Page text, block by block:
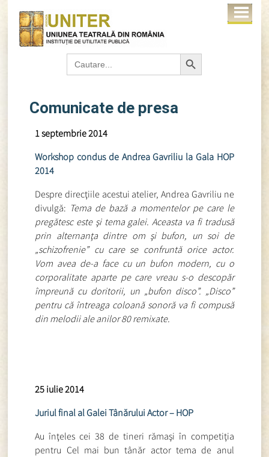
Search
for:
Search Button
Comunicate de presa
1 septembrie 2014
Workshop condus de Andrea Gavriliu la Gala HOP
2014
Despre direcţiile acestui atelier, Andrea Gavriliu ne
divulgă: Tema de bază a momentelor pe care le
pregătesc este şi tema galei. Aceasta va fi tradusă
prin alternanţa dintre om şi bufon, un soi de
„schizofrenie” cu care se confruntă orice actor.
Vom avea de-a face cu un bufon modern, cu o
corporalitate aparte pe care vreau s-o descopăr
împreună cu doritorii, un „bufon disco”. „Disco”
pentru că întreaga coloană sonoră va fi compusă
din melodii ale anilor 80 remixate.
25 iulie 2014
Juriul final al Galei Tânărului Actor – HOP
Au înţeles cei 38 de tineri rămaşi în competiţia
pentru Cel mai bun tânăr actor tema de anul